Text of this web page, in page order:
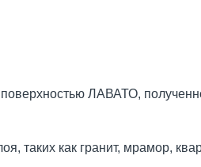
ЛАВАТО,
таких как гранит, мрамор,